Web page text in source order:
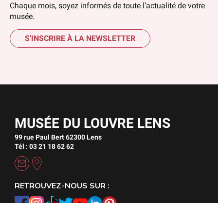
Chaque mois, soyez informés de toute l’actualité de votre
musée.
S'INSCRIRE À LA NEWSLETTER
MUSÉE DU LOUVRE LENS
99 rue Paul Bert 62300 Lens
Tél : 03 21 18 62 62
RETROUVEZ-NOUS SUR :